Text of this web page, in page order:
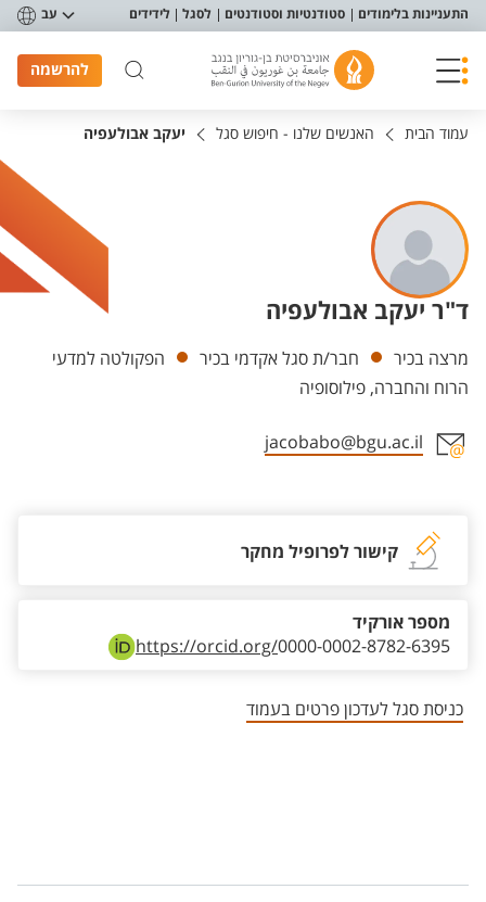
תפריט נגישות
התעניינות בלימודים סטודנטיות וסטודנטים לסגל לידידים עב
להרשמה
עמוד הבית האנשים שלנו - חיפוש סגל יעקב אבולעפיה
ד"ר יעקב אבולעפיה
יחידות
מרצה בכיר חבר/ת סגל אקדמי בכיר
הפקולטה למדעי
הרוח והחברה, פילוסופיה
jacobabo@bgu.ac.il
קישור לפרופיל מחקר
https://orcid.org/0000-0002-8782-6395
מספר אורקיד
כניסת סגל לעדכון פרטים בעמוד